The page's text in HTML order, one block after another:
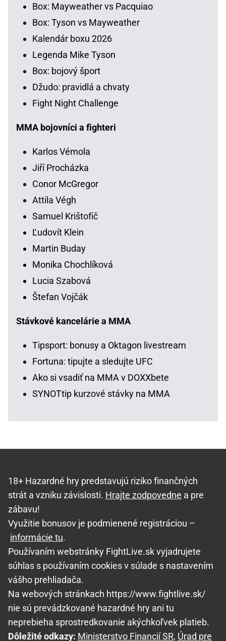
Box: Mayweather vs Pacquiao
Box: Tyson vs Mayweather
Kalendár boxu 2026
Legenda Mike Tyson
Box: bojový šport
Džudo: pravidlá a chvaty
Fight Night Challenge
MMA bojovníci a fighteri
Karlos Vémola
Jiří Procházka
Conor McGregor
Attila Végh
Samuel Krištofič
Ľudovít Klein
Martin Buday
Monika Chochlíková
Lucia Szabová
Štefan Vojčák
Stávkové kancelárie a MMA
Tipsport: bonusy a Oktagon livestream
Fortuna: tipujte a sledujte UFC
Ako si vsadiť na MMA v DOXXbete
SYNOTtip kurzové stávky na MMA
18+ Hazardné hry predstavujú riziko finančných
strát a vzniku závislosti. Hrajte zodpovedne a pre
zábavu!
Využitie bonusov je podmienené registráciou –
informácie tu.
Používaním webstránky FightLive.sk vyjadrujete
súhlas s používaním cookies v súlade s nastavením
vášho prehliadača.
Na webových stránkach https://www.fightlive.sk/
nie sú prevádzkované hazardné hry ani tu
neprebieha sprostredkovanie akýchkoľvek platieb.
Dôležité odkazy: Ministerstvo Financií SR, Úrad pre